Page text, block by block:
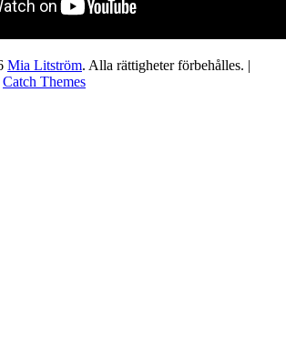
Mia Litström. Alla rättigheter förbehålles. |
Catch Themes